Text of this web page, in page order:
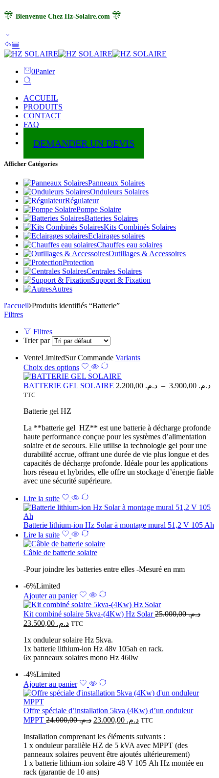
🎊 Bienvenue Chez Hz-Solaire.com 🎊
0Panier
ACCUEIL
PRODUITS
CONTACT
FAQ
DEMANDER UN DEVIS
Afficher Catégories
Panneaux Solaires
Onduleurs Solaires
Régulateur
Pompe Solaire
Batteries Solaires
Kits Combinés Solaires
Eclairages solaires
Chauffes eau solaires
Outillages & Accessoires
Protection
Centrales Solaires
Support & Fixation
Autres
l'accueil Produits identifiés “Batterie”
Filtres
Filtres
Trier par
VenteLimitedSur Commande Variants
Choix des options
BATTERIE GEL SOLAIRE د.م. – د.م.
TTC
Batterie gel HZ
La **batterie gel HZ** est une batterie à décharge profonde
haute performance conçue pour les systèmes d’alimentation
solaire et de secours. Elle utilise la technologie gel pour une
durabilité accrue, offrant une durée de vie plus longue et des
capacités de décharge profonde. Idéale pour les applications
hors réseau et hybrides, elle offre un stockage d’énergie fiable
avec une sécurité supérieure.
Lire la suite
Batterie lithium-ion Hz Solar à montage mural 51,2 V 105 Ah
Lire la suite
Câble de batterie solaire
-Pour joindre les batteries entre elles -Mesuré en mm
-6%Limited
Ajouter au panier
Kit combiné solaire 5kva-(4Kw) Hz Solar د.م.25.000,00
د.م. TTC
1x onduleur solaire Hz 5kva.
1x batterie lithium-ion Hz 48v 105ah en rack.
6x panneaux solaires mono Hz 460w
-4%Limited
Ajouter au panier
Offre spéciale d’installation 5kva (4Kw) d’un onduleur
MPPT
د.م.24.000,00 د.م. TTC
Installation comprenant les éléments suivants :
1 x onduleur parallèle HZ de 5 kVA avec MPPT (des
panneaux solaires peuvent être ajoutés ultérieurement)
1 x batterie lithium-ion solaire 48 V 105 Ah Hz montée en
rack (garantie de 10 ans)